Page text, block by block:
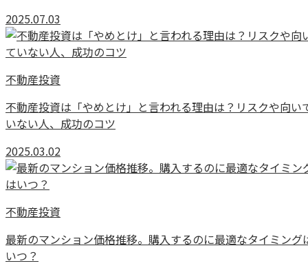
2025.07.03
不動産投資
不動産投資は「やめとけ」と言われる理由は？リスクや向い
いない人、成功のコツ
2025.03.02
不動産投資
最新のマンション価格推移。購入するのに最適なタイミング
いつ？